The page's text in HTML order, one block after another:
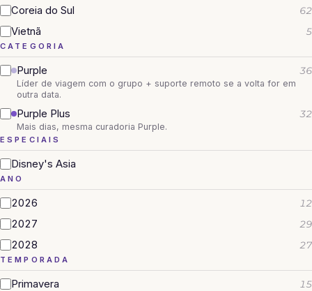
Coreia do Sul 62
Vietnã 5
CATEGORIA
Purple 36
Líder de viagem com o grupo + suporte remoto se a volta for em
outra data.
Purple Plus 32
Mais dias, mesma curadoria Purple.
ESPECIAIS
Disney's Asia
ANO
2026 12
2027 29
2028 27
TEMPORADA
Primavera 15